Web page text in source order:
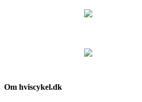
Om hviscykel.dk